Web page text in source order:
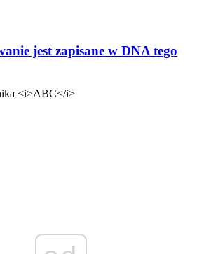
jest zapisane w DNA tego
<i>ABC</i>